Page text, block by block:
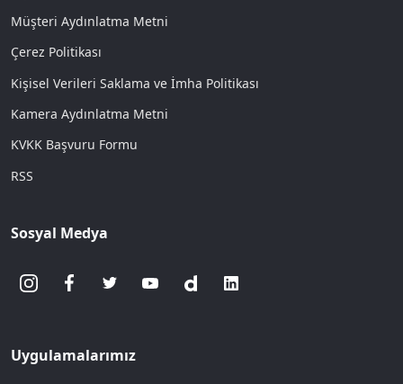
Müşteri Aydınlatma Metni
Çerez Politikası
Kişisel Verileri Saklama ve İmha Politikası
Kamera Aydınlatma Metni
KVKK Başvuru Formu
RSS
Sosyal Medya
Uygulamalarımız